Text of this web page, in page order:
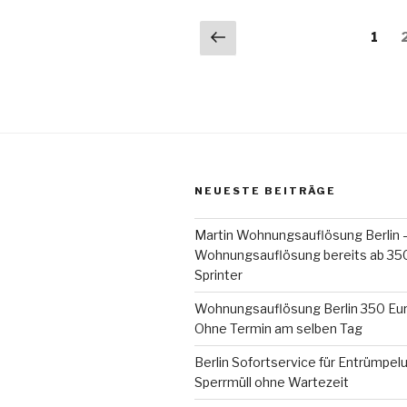
Vorherige
Seite
Seite
1
NEUESTE BEITRÄGE
Martin Wohnungsauflösung Berlin
Wohnungsauflösung bereits ab
Sprinter
Wohnungsauflösung Berlin 350
Ohne Termin am selben Tag
Berlin Sofortservice für
Sperrmüll ohne Wartezeit